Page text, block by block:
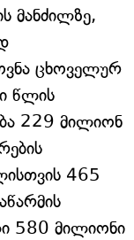
მანძილზე,
ცხოველურ
წლის
229 მილიონ
465
580 მილიონი